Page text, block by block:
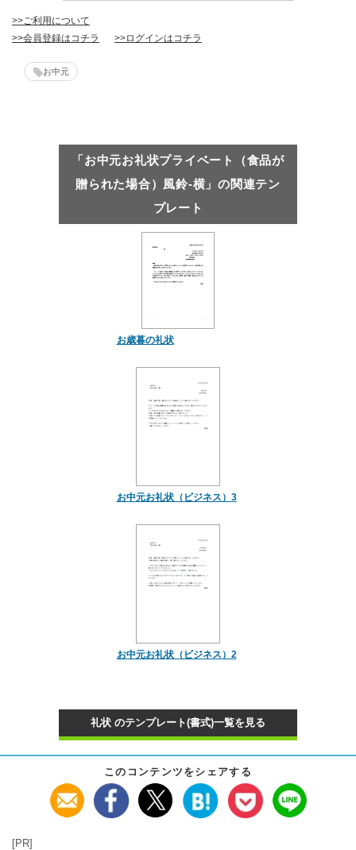
>>ご利用について
>>会員登録はコチラ
>>ログインはコチラ
お中元
「お中元お礼状プライベート（食品が
贈られた場合）風鈴-横」の関連テン
プレート
お歳暮の礼状
お中元お礼状（ビジネス）3
お中元お礼状（ビジネス）2
礼状 のテンプレート(書式)一覧を見る
このコンテンツをシェアする
[PR]